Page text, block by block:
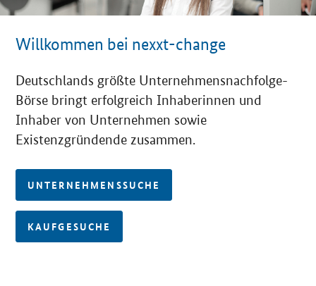
Willkommen bei nexxt-change
Deutschlands größte Unternehmensnachfolge-
Börse bringt erfolgreich Inhaberinnen und
Inhaber von Unternehmen sowie
Existenzgründende zusammen.
UNTERNEHMENSSUCHE
KAUFGESUCHE